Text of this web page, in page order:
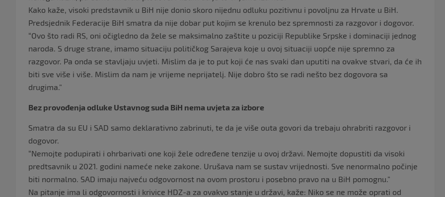
Kako kaže, visoki predstavnik u BiH nije donio skoro nijednu odluku pozitivnu i povoljnu za Hrvate u BiH.
Predsjednik Federacije BiH smatra da nije dobar put kojim se krenulo bez spremnosti za razgovor i dogovor.
“Ovo što radi RS, oni očigledno da žele se maksimalno zaštite u poziciji Republike Srpske i dominaciji jednog
naroda. S druge strane, imamo situaciju političkog Sarajeva koje u ovoj situaciji uopće nije spremno za
razgovor. Pa onda se stavljaju uvjeti. Mislim da je to put koji će nas svaki dan uputiti na ovakve stvari, da će ih
biti sve više i više. Mislim da nam je vrijeme neprijatelj. Nije dobro što se radi nešto bez dogovora sa
drugima.”
Bez provođenja odluke Ustavnog suda BiH nema uvjeta za izbore
Smatra da su EU i SAD samo deklarativno zabrinuti, te da je više outa govori da trebaju ohrabriti razgovor i
dogovor.
“Nemojte podupirati i ohrbarivati one koji žele određene tenzije u ovoj državi. Nemojte dopustiti da visoki
predtsavnik u 2021. godini nameće neke zakone. Urušava nam se sustav vrijednosti. Sve nenormalno počinje
biti normalno. SAD imaju najveću odgovornost na ovom prostoru i posebno pravo na u BiH pomognu.”
Na pitanje ima li odgovornosti i krivice HDZ-a za ovakvo stanje u državi, kaže: Niko se ne može oprati od